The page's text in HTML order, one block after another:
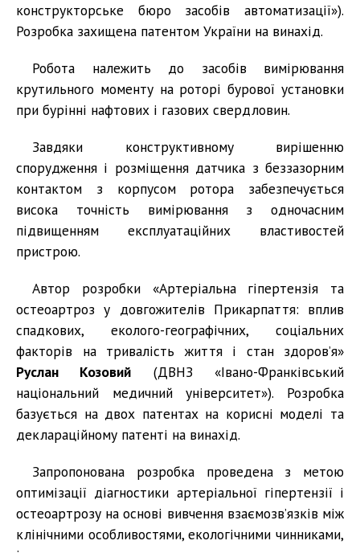
конструкторське бюро засобів автоматизації»).
Розробка захищена патентом України на винахід.
Робота належить до засобів вимірювання
крутильного моменту на роторі бурової установки
при бурінні нафтових і газових свердловин.
Завдяки конструктивному вирішенню
спорудження і розміщення датчика з беззазорним
контактом з корпусом ротора забезпечується
висока точність вимірювання з одночасним
підвищенням експлуатаційних властивостей
пристрою.
Автор розробки «Артеріальна гіпертензія та
остеоартроз у довгожителів Прикарпаття: вплив
спадкових, еколого-географічних, соціальних
факторів на тривалість життя і стан здоров’я»
Руслан Козовий (ДВНЗ «Івано-Франківський
національний медичний університет»). Розробка
базується на двох патентах на корисні моделі та
деклараційному патенті на винахід.
Запропонована розробка проведена з метою
оптимізації діагностики артеріальної гіпертензії і
остеоартрозу на основі вивчення взаємозв’язків між
клінічними особливостями, екологічними чинниками,